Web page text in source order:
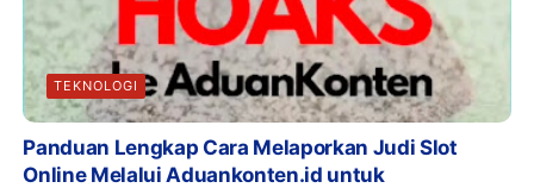
TEKNOLOGI
Panduan Lengkap Cara Melaporkan Judi Slot
Online Melalui Aduankonten.id untuk